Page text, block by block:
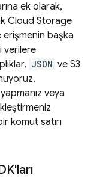
ek olarak,
Cloud Storage
başka
verilere
JSON ve S3
veya
komut satırı